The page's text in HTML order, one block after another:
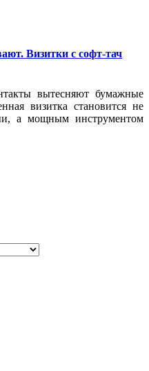
Визитки с софт-тач
вытесняют бумажные
визитка становится не
а мощным инструментом